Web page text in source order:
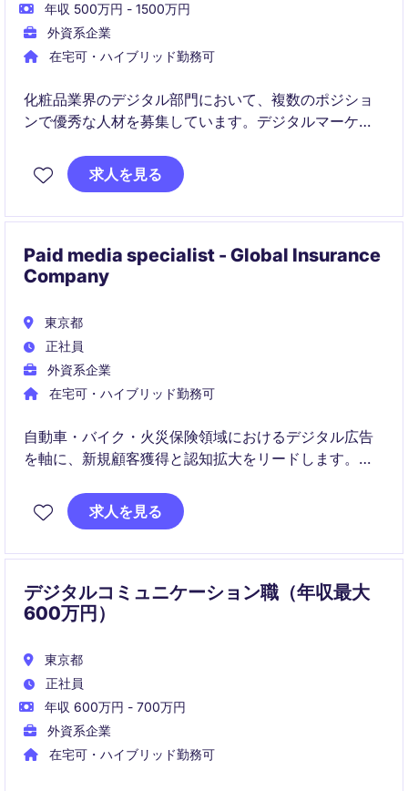
年収 500万円 - 1500万円
外資系企業
在宅可・ハイブリッド勤務可
化粧品業界のデジタル部門において、複数のポジショ
ンで優秀な人材を募集しています。デジタルマーケテ
ドを活用しながら革新的な戦略で事業成長を牽引でき
る方を歓迎します。
求人を見る
Paid media specialist - Global Insurance
Company
東京都
正社員
外資系企業
在宅可・ハイブリッド勤務可
自動車・バイク・火災保険領域におけるデジタル広告
を軸に、新規顧客獲得と認知拡大をリードします。広
内外の関係者と連携してマーケティング成果を最大化
します。
求人を見る
デジタルコミュニケーション職（年収最大
600万円）
東京都
正社員
年収 600万円 - 700万円
外資系企業
在宅可・ハイブリッド勤務可